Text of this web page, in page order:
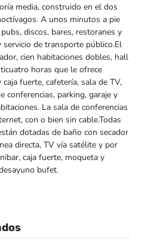
media, construido en el dos
A unos minutos a pie
discos, bares, restoranes y
de transporte público.El
cien habitaciones dobles, hall
horas que le ofrece
fuerte, cafetería, sala de TV,
conferencias, parking, garaje y
La sala de conferencias
con o bien sin cable.Todas
dotadas de baño con secador
directa, TV vía satélite y por
caja fuerte, moqueta y
bufet.